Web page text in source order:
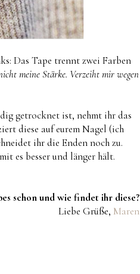
Das Tape trennt zwei Farben
meine Stärke. Verzeiht mir wegen
getrocknet ist, nehmt ihr das
diese auf eurem Nagel (ich
ihr die Enden noch zu.
es besser und länger hält.
schon und wie findet ihr diese?
Liebe Grüße, Maren